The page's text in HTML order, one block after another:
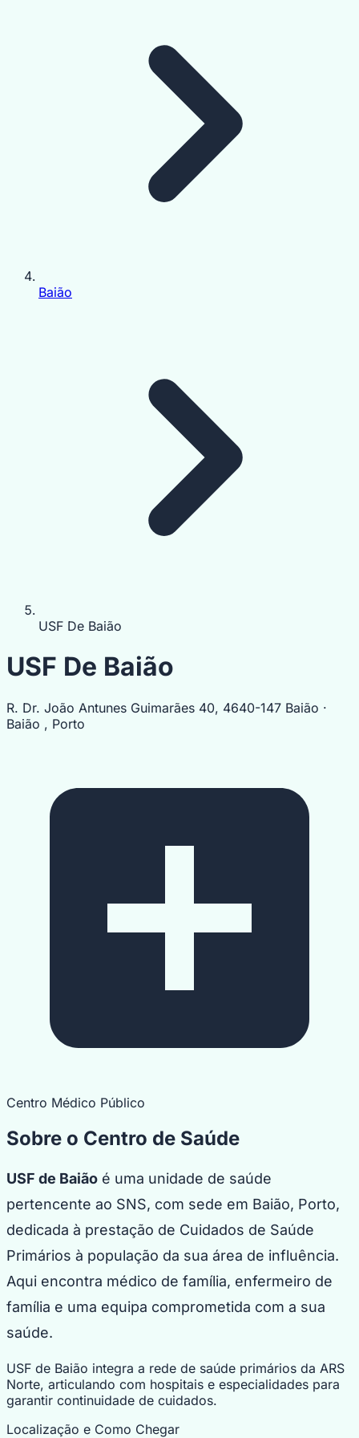
Baião
USF De Baião
USF De Baião
R. Dr. João Antunes Guimarães 40, 4640-147 Baião ·
Baião , Porto
Centro Médico Público
Sobre o Centro de Saúde
USF de Baião é uma unidade de saúde
pertencente ao SNS, com sede em Baião, Porto,
dedicada à prestação de Cuidados de Saúde
Primários à população da sua área de influência.
Aqui encontra médico de família, enfermeiro de
família e uma equipa comprometida com a sua
saúde.
USF de Baião integra a rede de saúde primários da ARS
Norte, articulando com hospitais e especialidades para
garantir continuidade de cuidados.
Localização e Como Chegar